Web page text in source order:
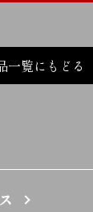
一覧にもどる